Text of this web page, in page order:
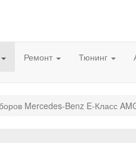
Ремонт Тюнинг
Mercedes-Benz E-Класс